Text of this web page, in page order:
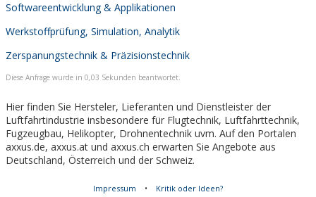
Softwareentwicklung & Applikationen
Werkstoffprüfung, Simulation, Analytik
Zerspanungstechnik & Präzisionstechnik
Diese Anfrage wurde in 0,03 Sekunden beantwortet.
Hier finden Sie Hersteler, Lieferanten und Dienstleister der
Luftfahrtindustrie insbesondere für Flugtechnik, Luftfahrttechnik,
Fugzeugbau, Helikopter, Drohnentechnik uvm. Auf den Portalen
axxus.de, axxus.at und axxus.ch erwarten Sie Angebote aus
Deutschland, Österreich und der Schweiz.
Impressum • Kritik oder Ideen?